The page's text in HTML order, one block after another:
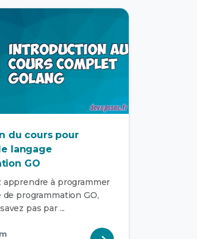
du cours pour
langage
GO
apprendre à programmer
de programmation GO,
pas par ...